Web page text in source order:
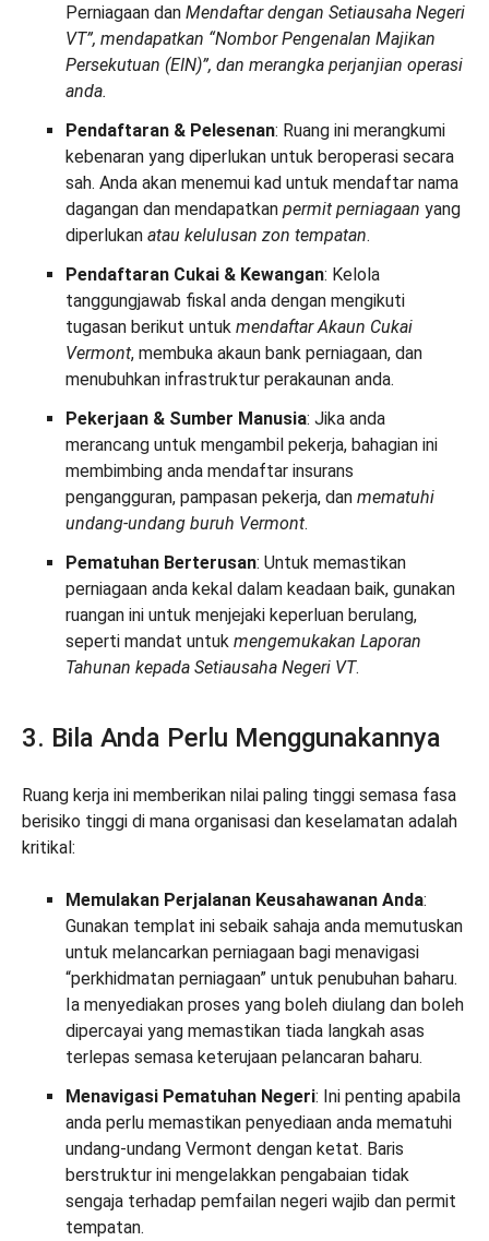
Perniagaan dan Mendaftar dengan Setiausaha Negeri
VT”, mendapatkan “Nombor Pengenalan Majikan
Persekutuan (EIN)”, dan merangka perjanjian operasi
anda.
Pendaftaran & Pelesenan: Ruang ini merangkumi
kebenaran yang diperlukan untuk beroperasi secara
sah. Anda akan menemui kad untuk mendaftar nama
dagangan dan mendapatkan permit perniagaan yang
diperlukan atau kelulusan zon tempatan.
Pendaftaran Cukai & Kewangan: Kelola
tanggungjawab fiskal anda dengan mengikuti
tugasan berikut untuk mendaftar Akaun Cukai
Vermont, membuka akaun bank perniagaan, dan
menubuhkan infrastruktur perakaunan anda.
Pekerjaan & Sumber Manusia: Jika anda
merancang untuk mengambil pekerja, bahagian ini
membimbing anda mendaftar insurans
pengangguran, pampasan pekerja, dan mematuhi
undang-undang buruh Vermont.
Pematuhan Berterusan: Untuk memastikan
perniagaan anda kekal dalam keadaan baik, gunakan
ruangan ini untuk menjejaki keperluan berulang,
seperti mandat untuk mengemukakan Laporan
Tahunan kepada Setiausaha Negeri VT.
3. Bila Anda Perlu Menggunakannya
Ruang kerja ini memberikan nilai paling tinggi semasa fasa
berisiko tinggi di mana organisasi dan keselamatan adalah
kritikal:
Memulakan Perjalanan Keusahawanan Anda:
Gunakan templat ini sebaik sahaja anda memutuskan
untuk melancarkan perniagaan bagi menavigasi
“perkhidmatan perniagaan” untuk penubuhan baharu.
Ia menyediakan proses yang boleh diulang dan boleh
dipercayai yang memastikan tiada langkah asas
terlepas semasa keterujaan pelancaran baharu.
Menavigasi Pematuhan Negeri: Ini penting apabila
anda perlu memastikan penyediaan anda mematuhi
undang-undang Vermont dengan ketat. Baris
berstruktur ini mengelakkan pengabaian tidak
sengaja terhadap pemfailan negeri wajib dan permit
tempatan.